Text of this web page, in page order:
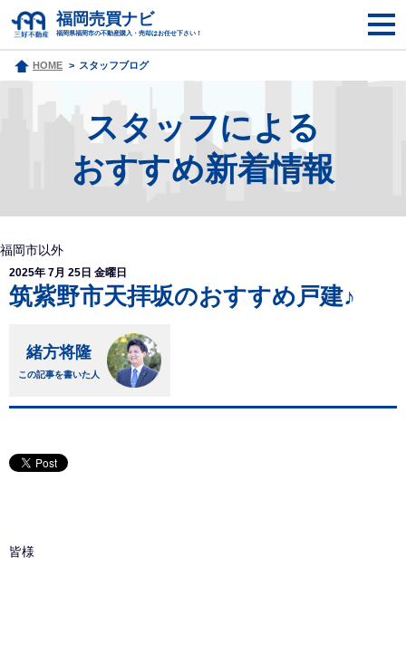
福岡県福岡市の不動産購入・売却はお任せ下さい！
福岡売買ナビ
HOME スタッフブログ
スタッフによる
おすすめ新着情報
福岡市以外
2025年 7月 25日 金曜日
筑紫野市天拝坂のおすすめ戸建♪
緒方将隆
この記事を書いた人
皆様